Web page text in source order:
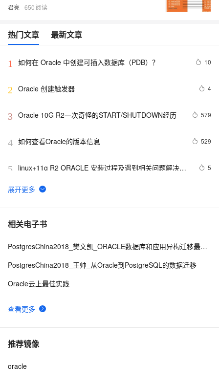
君亮 650
热门文章 最新文章
1 如何在 Oracle 中创建可插入数据库（PDB）？ 10
2 Oracle 创建触发器 4
3 Oracle 10G R2一次奇怪的START/SHUTDOWN经历 579
4 如何查看Oracle的版本信息 529
5
linux+11g R2 ORACLE 安装过程及遇到相关问题解决方
5
6 Oracle中的单行函数
7
Oracle X
8
——毕昇 JDK！
9 ORACLE 常用脚本（1）
10Migrate database from single instance to Oracle RAC
相关电子书
查看更多
PostgresChina2018_樊文凯_ORACLE数据库和应用异构迁移最佳实践
PostgresChina2018_王帅_从Oracle到PostgreSQL的数据迁移
Oracle云上最佳实践
推荐镜像
oracle